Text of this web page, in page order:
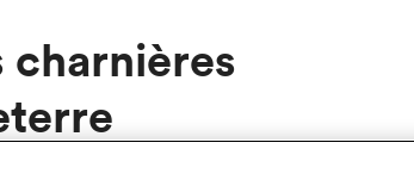
charnières